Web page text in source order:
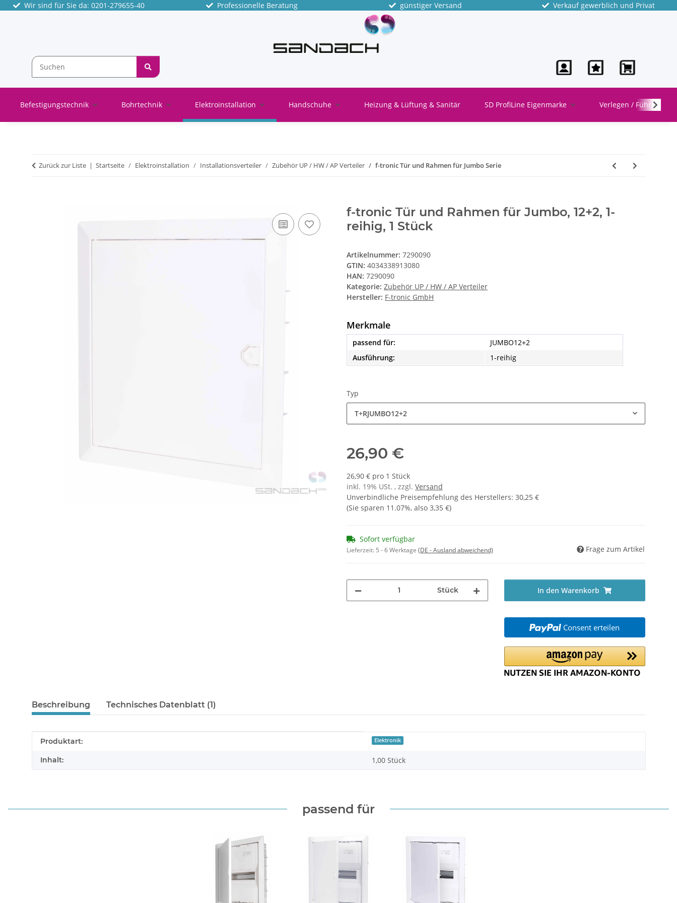
Wir sind für Sie da: 0201-279655-40 Professionelle Beratung günstiger Versand Verkauf gewerblich und Privat
Befestigungstechnik Bohrtechnik Elektroinstallation Handschuhe Heizung & Lüftung & Sanitär SD ProfiLine Eigenmarke Verlegen / Führen
Zurück zur Liste Startseite Elektroinstallation Installationsverteiler Zubehör UP / HW / AP Verteiler f-tronic Tür und Rahmen für Jumbo Serie
f-tronic Tür und Rahmen für Jumbo, 12+2, 1-
reihig, 1 Stück
Artikelnummer: 7290090
GTIN: 4034338913080
HAN: 7290090
Kategorie: Zubehör UP / HW / AP Verteiler
Hersteller: F-tronic GmbH
Merkmale
passend für:
JUMBO12+2
Ausführung:
1-reihig
Typ
T+RJUMBO12+2
26,90 €
26,90 € pro 1 Stück
inkl. 19% USt. , zzgl. Versand
Unverbindliche Preisempfehlung des Herstellers: 30,25 €
(Sie sparen 11.07%, also 3,35 €)
Sofort verfügbar
Lieferzeit: 5 - 6 Werktage (DE - Ausland abweichend) Frage zum Artikel
Stück In den Warenkorb
Consent erteilen
Beschreibung Technisches Datenblatt (1)
Produkteigenschaft
Wert
Produktart: Elektronik
Inhalt: 1,00 Stück
passend für